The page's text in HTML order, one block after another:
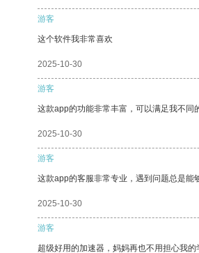
游客
这个软件我非常喜欢
2025-10-30
游客
这款app的功能非常丰富，可以满足我不同
2025-10-30
游客
这款app的客服非常专业，遇到问题总是能
2025-10-30
游客
超级好用的加速器，妈妈再也不用担心我的